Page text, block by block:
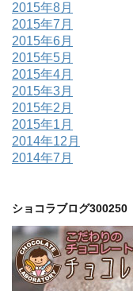
2015年8月
2015年7月
2015年6月
2015年5月
2015年4月
2015年3月
2015年2月
2015年1月
2014年12月
2014年7月
ショコラブログ300250